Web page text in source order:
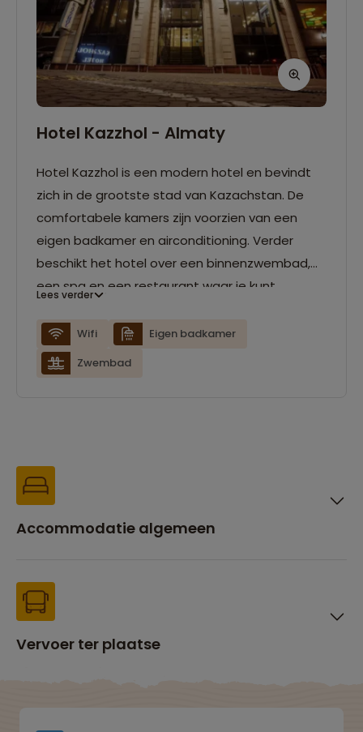
Hotel Kazzhol - Almaty
Hotel Kazzhol is een modern hotel en bevindt
zich in de grootste stad van Kazachstan. De
comfortabele kamers zijn voorzien van een
eigen badkamer en airconditioning. Verder
beschikt het hotel over een binnenzwembad,
een spa en een restaurant waar je kunt
gerechten. Er is wifi beschikbaar
Lees verder
Wifi
Eigen badkamer
Zwembad
Accommodatie algemeen
Vervoer ter plaatse